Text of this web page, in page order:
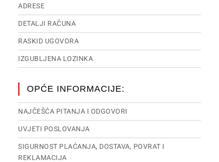
ADRESE
DETALJI RAČUNA
RASKID UGOVORA
IZGUBLJENA LOZINKA
OPĆE INFORMACIJE:
NAJČEŠĆA PITANJA I ODGOVORI
UVJETI POSLOVANJA
SIGURNOST PLAĆANJA, DOSTAVA, POVRAT I
REKLAMACIJA